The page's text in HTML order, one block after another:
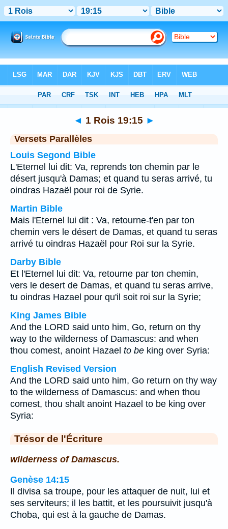
Chapitre 19> Verset 15
◄ 1 Rois 19:15 ►
Versets Parallèles
Louis Segond Bible
L'Eternel lui dit: Va, reprends ton chemin par le
désert jusqu'à Damas; et quand tu seras arrivé, tu
oindras Hazaël pour roi de Syrie.
Martin Bible
Mais l'Eternel lui dit : Va, retourne-t'en par ton
chemin vers le désert de Damas, et quand tu seras
arrivé tu oindras Hazaël pour Roi sur la Syrie.
Darby Bible
Et l'Eternel lui dit: Va, retourne par ton chemin,
vers le desert de Damas, et quand tu seras arrive,
tu oindras Hazael pour qu'il soit roi sur la Syrie;
King James Bible
And the LORD said unto him, Go, return on thy
way to the wilderness of Damascus: and when
thou comest, anoint Hazael to be king over Syria:
English Revised Version
And the LORD said unto him, Go return on thy way
to the wilderness of Damascus: and when thou
comest, thou shalt anoint Hazael to be king over
Syria:
Trésor de l'Écriture
wilderness of Damascus.
Genèse 14:15
Il divisa sa troupe, pour les attaquer de nuit, lui et
ses serviteurs; il les battit, et les poursuivit jusqu'à
Choba, qui est à la gauche de Damas.